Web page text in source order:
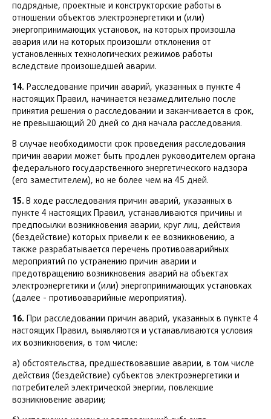
подрядные, проектные и конструкторские работы в
отношении объектов электроэнергетики и (или)
энергопринимающих установок, на которых произошла
авария или на которых произошли отклонения от
установленных технологических режимов работы
вследствие произошедшей аварии.
14. Расследование причин аварий, указанных в пункте 4
настоящих Правил, начинается незамедлительно после
принятия решения о расследовании и заканчивается в срок,
не превышающий 20 дней со дня начала расследования.
В случае необходимости срок проведения расследования
причин аварии может быть продлен руководителем органа
федерального государственного энергетического надзора
(его заместителем), но не более чем на 45 дней.
15. В ходе расследования причин аварий, указанных в
пункте 4 настоящих Правил, устанавливаются причины и
предпосылки возникновения аварии, круг лиц, действия
(бездействие) которых привели к ее возникновению, а
также разрабатывается перечень противоаварийных
мероприятий по устранению причин аварии и
предотвращению возникновения аварий на объектах
электроэнергетики и (или) энергопринимающих установках
(далее - противоаварийные мероприятия).
16. При расследовании причин аварий, указанных в пункте 4
настоящих Правил, выявляются и устанавливаются условия
их возникновения, в том числе:
а) обстоятельства, предшествовавшие аварии, в том числе
действия (бездействие) субъектов электроэнергетики и
потребителей электрической энергии, повлекшие
возникновение аварии;